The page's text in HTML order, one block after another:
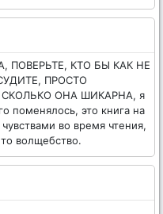
ПОВЕРЬТЕ, КТО БЫ КАК НЕ
ПРОСТО
ОНА ШИКАРНА, я
поменялось, это книга на
во время чтения,
волщебство.